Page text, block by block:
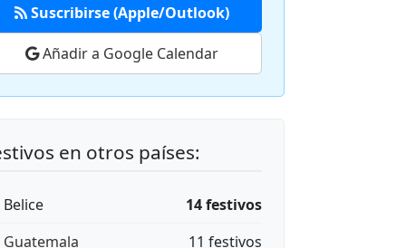
Suscribirse (Apple/Outlook)
Añadir a Google Calendar
en otros países:
14 festivos
11 festivos